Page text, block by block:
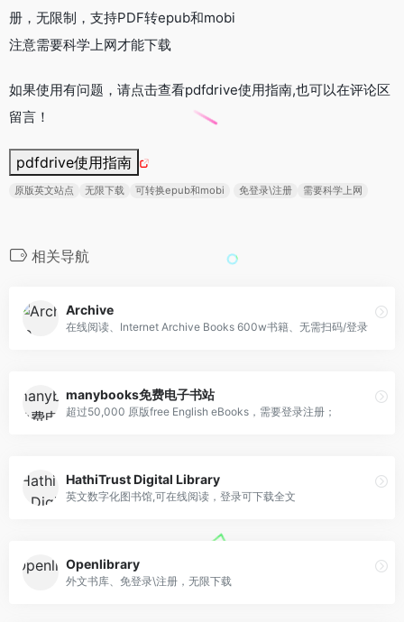
册，无限制，支持PDF转epub和mobi
注意需要科学上网才能下载
如果使用有问题，请点击查看pdfdrive使用指南,也可以在评论区
留言！
pdfdrive使用指南
原版英文站点 无限下载 可转换epub和mobi 免登录\注册 需要科学上网
相关导航
Archive
在线阅读、Internet Archive Books 600w书籍、无需扫码/登录
manybooks免费电子书站
超过50,000 原版free English eBooks，需要登录注册；
HathiTrust Digital Library
英文数字化图书馆,可在线阅读，登录可下载全文
Openlibrary
外文书库、免登录\注册，无限下载